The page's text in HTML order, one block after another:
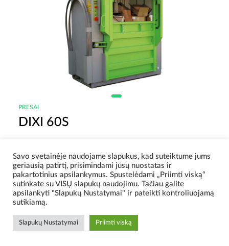
PRESAI
DIXI 60S
DIXI 60S modelių serija, kurios minimalus aukštis – 2,17 m, o
spaudimo jėga – 60 t.
Savo svetainėje naudojame slapukus, kad suteiktume jums
geriausią patirtį, prisimindami jūsų nuostatas ir
pakartotinius apsilankymus. Spustelėdami „Priimti viską“
sutinkate su VISŲ slapukų naudojimu. Tačiau galite
apsilankyti "Slapukų Nustatymai" ir pateikti kontroliuojamą
sutikiamą.
Slapukų Nustatymai Priimti viską